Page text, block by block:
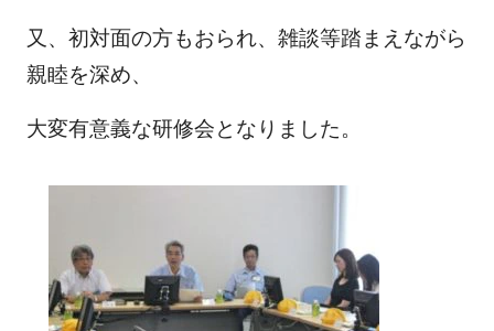
又、初対面の方もおられ、雑談等踏まえながら
親睦を深め、
大変有意義な研修会となりました。